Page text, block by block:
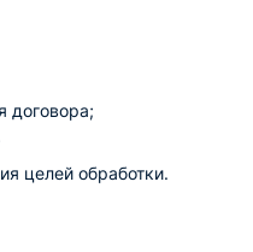
договора;
целей обработки.